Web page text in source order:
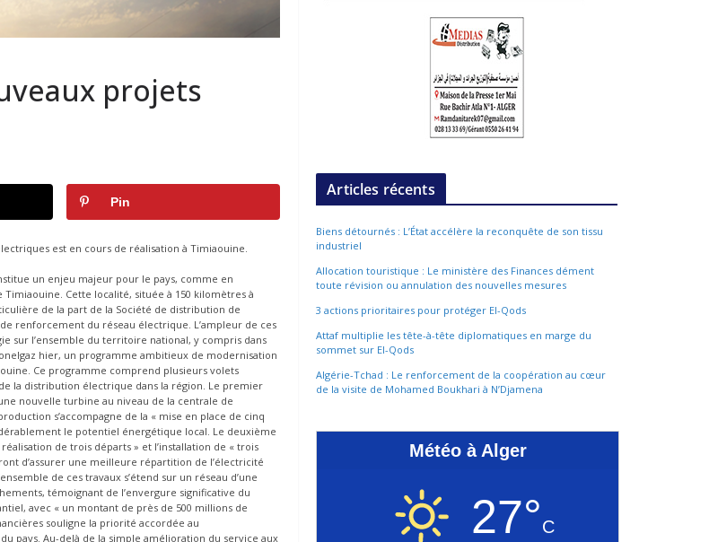
projets
Pin
est en cours de réalisation à Timiaouine.
un enjeu majeur pour le pays, comme en
Cette localité, située à 150 kilomètres à
de la part de la Société de distribution de
renforcement du réseau électrique. L’ampleur de ces
sur l’ensemble du territoire national, y compris dans
hier, un programme ambitieux de modernisation
Ce programme comprend plusieurs volets
la distribution électrique dans la région. Le premier
nouvelle turbine au niveau de la centrale de
s’accompagne de la « mise en place de cinq
le potentiel énergétique local. Le deuxième
de trois départs » et l’installation de « trois
d’assurer une meilleure répartition de l’électricité
de ces travaux s’étend sur un réseau d’une
témoignant de l’envergure significative du
avec « un montant de près de 500 millions de
souligne la priorité accordée au
pays. Au-delà de la simple amélioration du service aux
Articles récents
Biens détournés : L’État accélère la reconquête de son tissu
industriel
Allocation touristique : Le ministère des Finances dément
toute révision ou annulation des nouvelles mesures
3 actions prioritaires pour protéger El-Qods
Attaf multiplie les tête-à-tête diplomatiques en marge du
sommet sur El-Qods
Algérie-Tchad : Le renforcement de la coopération au cœur
de la visite de Mohamed Boukhari à N’Djamena
Météo à Alger
27°C